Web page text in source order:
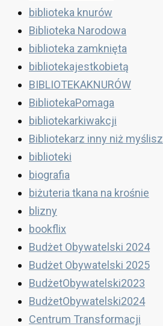
biblioteka knurów
Biblioteka Narodowa
biblioteka zamknięta
bibliotekajestkobietą
BIBLIOTEKAKNURÓW
BibliotekaPomaga
bibliotekarkiwakcji
Bibliotekarz inny niż myślisz
biblioteki
biografia
biżuteria tkana na krośnie
blizny
bookflix
Budżet Obywatelski 2024
Budżet Obywatelski 2025
BudżetObywatelski2023
BudżetObywatelski2024
Centrum Transformacji